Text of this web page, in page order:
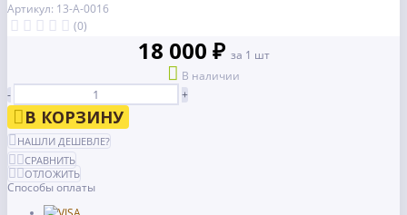
Артикул: 13-А-0016
(0)
18 000 ₽ за 1 шт
В наличии
-
+
В КОРЗИНУ
НАШЛИ ДЕШЕВЛЕ?
СРАВНИТЬ
ОТЛОЖИТЬ
Способы оплаты